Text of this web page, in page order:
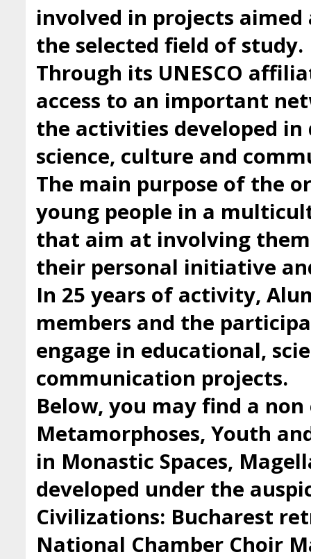
involved in projects
the selected field of study.
Through its UNESCO
access to an important
the activities developed in
science, culture and
The main purpose of the
young people in a
that aim at involving
their personal initiative
In 25 years of activity,
members and the
engage in educational,
communication projects.
Below, you may find a
Metamorphoses, Youth
in Monastic Spaces,
developed under the
Civilizations: Bucharest
National Chamber Choir